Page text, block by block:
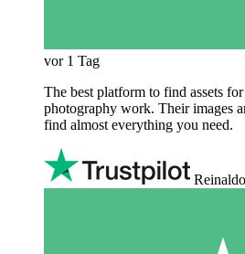
vor 1 Tag
The best platform to find assets
photography work. Their images
find almost everything you need.